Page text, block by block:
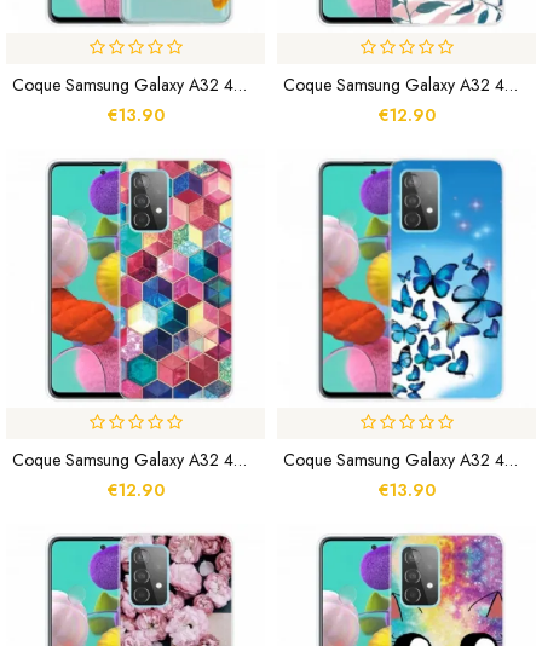
Coque Samsung Galaxy A32 4G Fleur Colorée
€13.90
Coque Samsung Galaxy A32 4G Feuilles
€12.90
Coque Samsung Galaxy A32 4G Peinture
€12.90
Coque Samsung Galaxy A32 4G Papillons Papillons
€13.90